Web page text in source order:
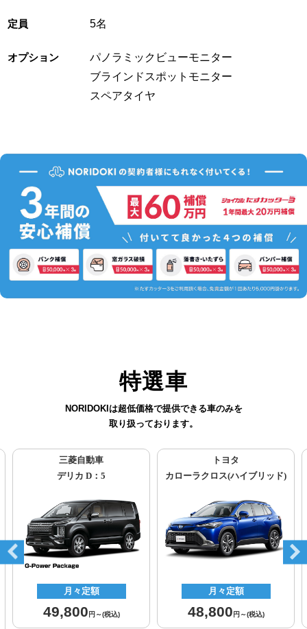
定員 5名
オプション
パノラミックビューモニター
ブラインドスポットモニター
スペアタイヤ
特選車
NORIDOKIは超低価格で提供できる車のみを
取り扱っております。
三菱自動車
デリカ D：5
月々定額
49,800 円～(税込)
トヨタ
カローラクロス(ハイブリッド)
月々定額
48,800 円～(税込)